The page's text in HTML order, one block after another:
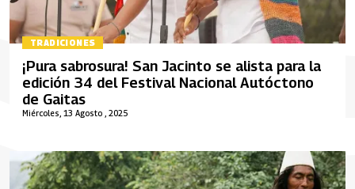
TRADICIONES
Miércoles, 13 Agosto , 2025
¡Pura sabrosura! San Jacinto se alista para la
edición 34 del Festival Nacional Autóctono
de Gaitas